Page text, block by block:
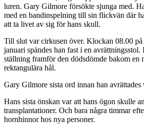
luren. Gary Gilmore försökte sjunga med.
med en bandinspelning till sin flickvän där
att ta livet av sig för hans skull.
Till slut var cirkusen över. Klockan 08.00
januari spändes han fast i en
ställning framför den dödsdömde bakom en
rektangulära hål.
Gary Gilmore sista ord innan han
Hans sista önskan var att hans ögon skulle
transplantationer. Och bara några timmar
hornhinnor hos nya personer.